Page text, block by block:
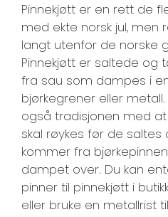
Pinnekjøtt er en rett de
med ekte norsk jul, men
langt utenfor de norske
Pinnekjøtt er saltede og
fra sau som dampes i
bjørkegrener eller
også tradisjonen med
skal røykes før de saltes
kommer fra
dampet over. Du kan
pinner til pinnekjøtt i
eller bruke en metallrist